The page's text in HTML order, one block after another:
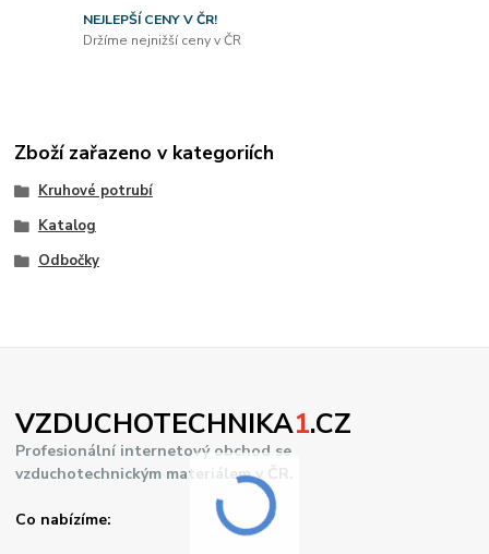
NEJLEPŠÍ CENY V ČR!
Držíme nejnižší ceny v ČR
Zboží zařazeno v kategoriích
Kruhové potrubí
Katalog
Odbočky
VZDUCHOTECHNIKA1.CZ
Profesionální internetový obchod se
vzduchotechnickým materiálem v ČR.
Co nabízíme: